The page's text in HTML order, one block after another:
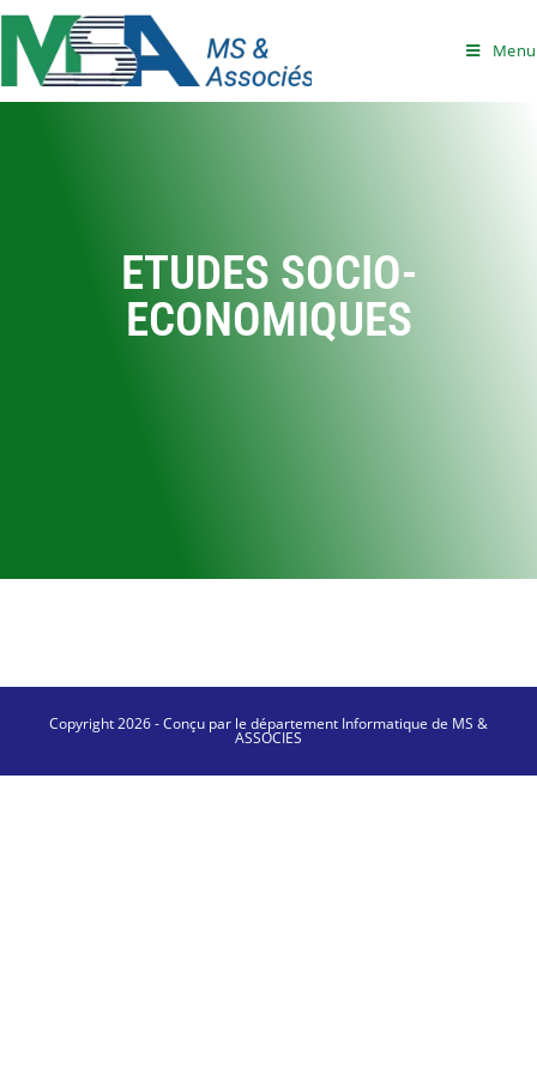
Menu
ETUDES SOCIO-
ECONOMIQUES
Copyright 2026 - Conçu par le département Informatique de MS &
ASSOCIES